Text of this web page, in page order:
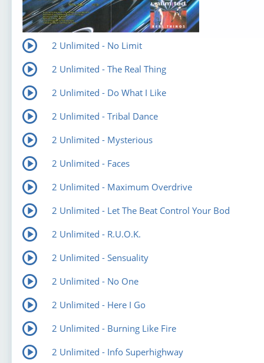
2 Unlimited - No Limit
2 Unlimited - The Real Thing
2 Unlimited - Do What I Like
2 Unlimited - Tribal Dance
2 Unlimited - Mysterious
2 Unlimited - Faces
2 Unlimited - Maximum Overdrive
2 Unlimited - Let The Beat Control Your Bod
2 Unlimited - R.U.O.K.
2 Unlimited - Sensuality
2 Unlimited - No One
2 Unlimited - Here I Go
2 Unlimited - Burning Like Fire
2 Unlimited - Info Superhighway